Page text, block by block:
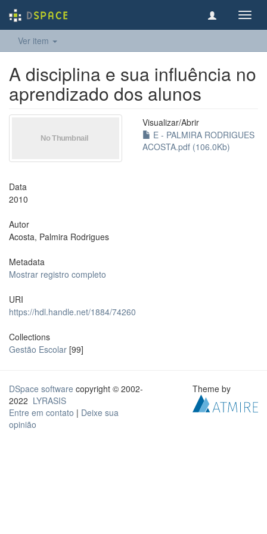
Ver item
A disciplina e sua influência no
aprendizado dos alunos
Visualizar/Abrir
E - PALMIRA RODRIGUES
ACOSTA.pdf (106.0Kb)
Data
2010
Autor
Acosta, Palmira Rodrigues
Metadata
Mostrar registro completo
URI
https://hdl.handle.net/1884/74260
Collections
Gestão Escolar [99]
DSpace software copyright © 2002-
2022 LYRASIS
Entre em contato | Deixe sua
opinião
Theme by